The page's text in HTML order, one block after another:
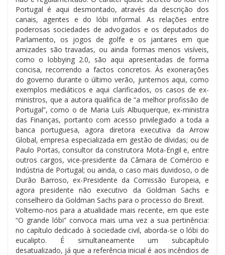
Portugal é aqui desmontado, através da descrição dos
canais, agentes e do lóbi informal. As relações entre
poderosas sociedades de advogados e os deputados do
Parlamento, os jogos de golfe e os jantares em que
amizades são travadas, ou ainda formas menos visíveis,
como o lobbying 2.0, são aqui apresentadas de forma
concisa, recorrendo a factos concretos. Às exonerações
do governo durante o último verão, juntemos aqui, como
exemplos mediáticos e aqui clarificados, os casos de ex-
ministros, que a autora qualifica de “a melhor profissão de
Portugal”, como o de Maria Luís Albuquerque, ex-ministra
das Finanças, portanto com acesso privilegiado a toda a
banca portuguesa, agora diretora executiva da Arrow
Global, empresa especializada em gestão de dívidas; ou de
Paulo Portas, consultor da construtora Mota-Engil e, entre
outros cargos, vice-presidente da Câmara de Comércio e
Indústria de Portugal; ou ainda, o caso mais duvidoso, o de
Durão Barroso, ex-Presidente da Comissão Europeia, e
agora presidente não executivo da Goldman Sachs e
conselheiro da Goldman Sachs para o processo do Brexit.
Voltemo-nos para a atualidade mais recente, em que este
“O grande lóbi” convoca mais uma vez a sua pertinência:
no capítulo dedicado à sociedade civil, aborda-se o lóbi do
eucalipto. É simultaneamente um subcapítulo
desatualizado, já que a referência inicial é aos incêndios de